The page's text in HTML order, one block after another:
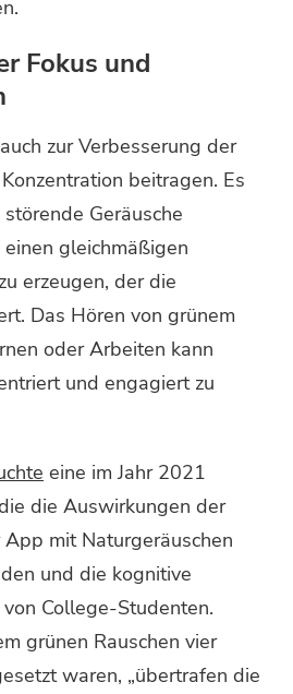
Fokus und
zur Verbesserung der
beitragen. Es
Geräusche
gleichmäßigen
erzeugen, der die
Das Hören von grünem
oder Arbeiten kann
und engagiert zu
eine im Jahr 2021
die Auswirkungen der
mit Naturgeräuschen
und die kognitive
College-Studenten.
grünen Rauschen vier
waren, „übertrafen die